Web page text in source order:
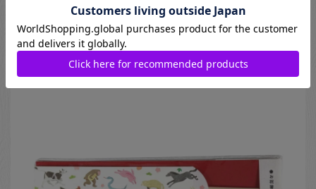
15cm 440